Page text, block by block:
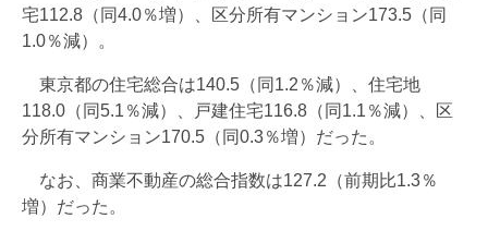
宅112.8（同4.0％増）、区分所有マンション173.5（同
1.0％減）。
東京都の住宅総合は140.5（同1.2％減）、住宅地
118.0（同5.1％減）、戸建住宅116.8（同1.1％減）、区
分所有マンション170.5（同0.3％増）だった。
なお、商業不動産の総合指数は127.2（前期比1.3％
増）だった。